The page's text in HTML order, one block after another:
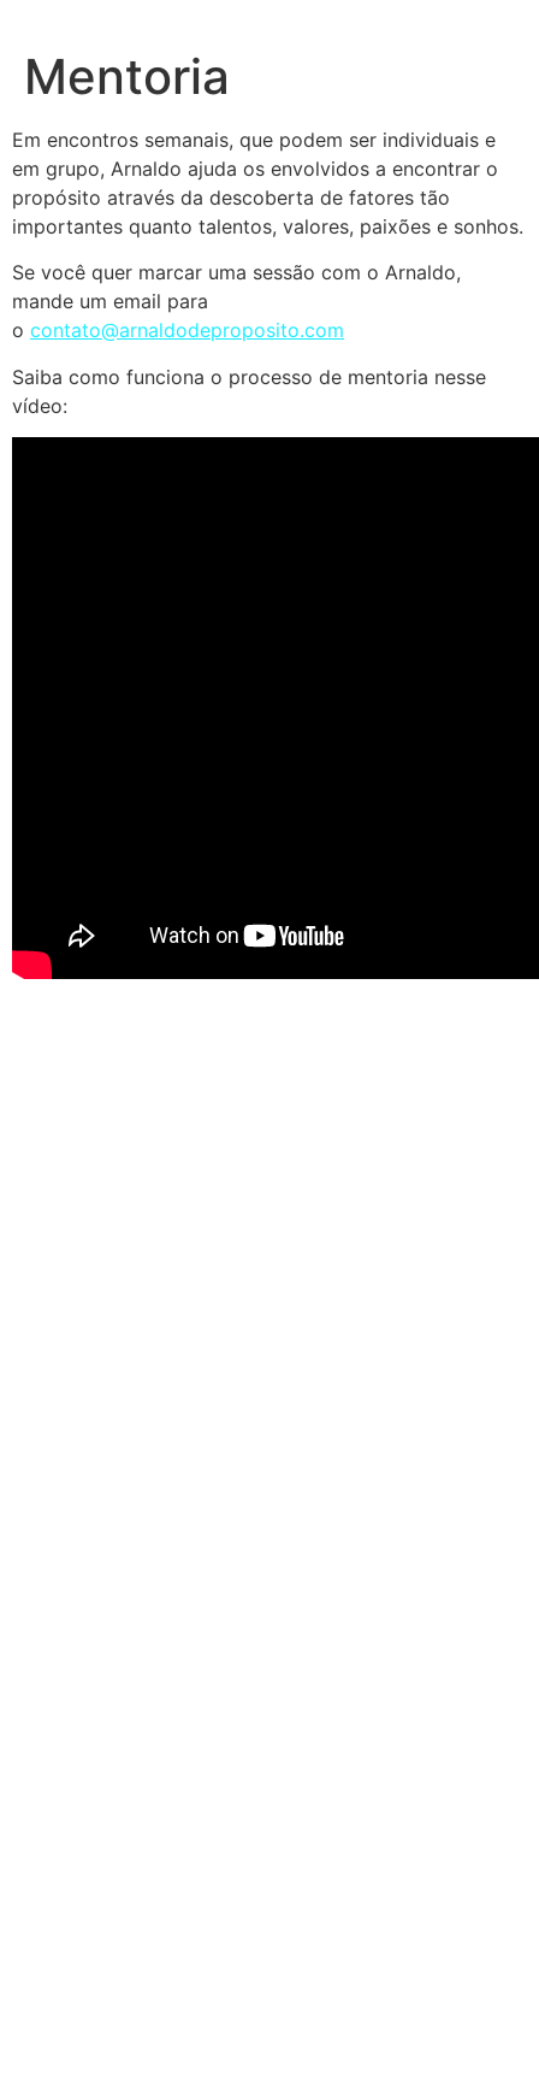
conteúdo
Mentoria
Em encontros semanais, que podem ser individuais e
em grupo, Arnaldo ajuda os envolvidos a encontrar o
propósito através da descoberta de fatores tão
importantes quanto talentos, valores, paixões e sonhos.
Se você quer marcar uma sessão com o Arnaldo,
mande um email para
o contato@arnaldodeproposito.com
Saiba como funciona o processo de mentoria nesse
vídeo: